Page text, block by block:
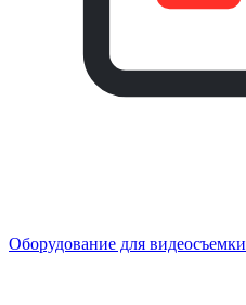
Оборудование для видеосъемки